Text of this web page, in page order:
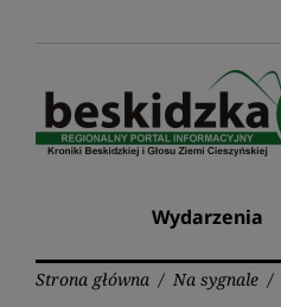
Wydarzenia
Strona główna / Na sygnale /